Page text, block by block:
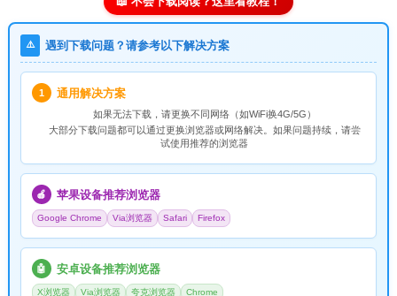
⚠️ 遇到下载问题？请参考以下解决方案
1 通用解决方案
如果无法下载，请更换不同网络（如WiFi换4G/5G）
大部分下载问题都可以通过更换浏览器或网络解决。如果问题持续，请尝
试使用推荐的浏览器
🍎 苹果设备推荐浏览器
Google Chrome Via浏览器 Safari Firefox
🤖 安卓设备推荐浏览器
X浏览器 Via浏览器 夸克浏览器 Chrome